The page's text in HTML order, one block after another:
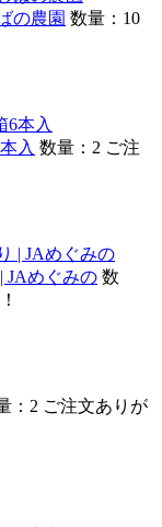
の農園 数量：10
入 数量：2 ご注
めぐみの 数
：2 ご注文ありが